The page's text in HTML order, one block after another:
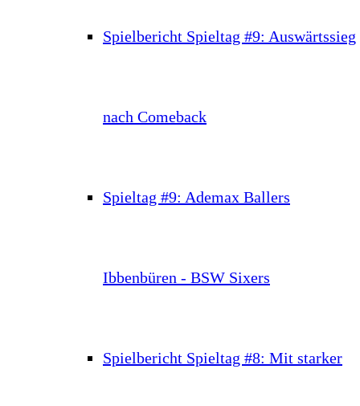
Spielbericht Spieltag #9: Auswärtssieg
nach Comeback
Spieltag #9: Ademax Ballers
Ibbenbüren - BSW Sixers
Spielbericht Spieltag #8: Mit starker